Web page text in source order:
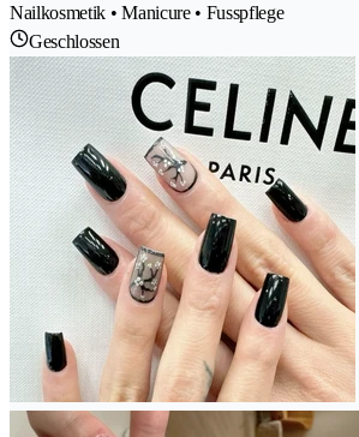
Nailkosmetik • Manicure • Fusspflege
Geschlossen